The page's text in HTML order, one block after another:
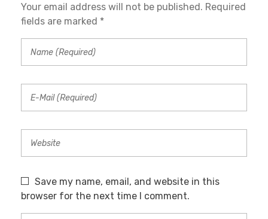
Your email address will not be published. Required
fields are marked *
Save my name, email, and website in this
browser for the next time I comment.